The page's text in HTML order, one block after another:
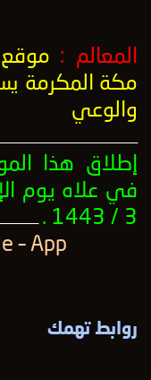
المعالم :
مكة المكرمة
والوعي
إطلاق هذا
3 / 1443 .
روابط تهمك